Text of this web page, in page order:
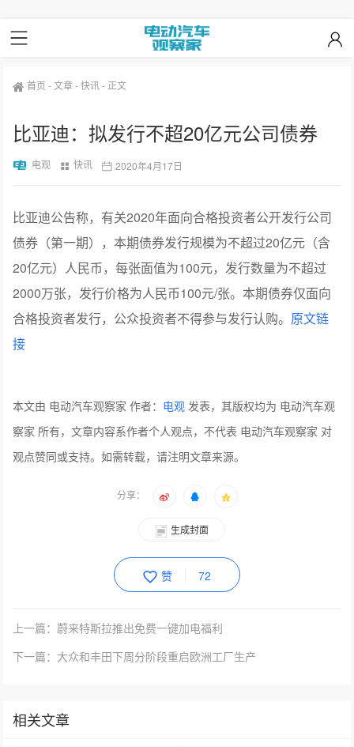
首页 -文章-快讯- 正文
比亚迪：拟发行不超20亿元公司债券
电观 快讯 2020年4月17日
比亚迪公告称，有关2020年面向合格投资者公开发行公司
债券（第一期），本期债券发行规模为不超过20亿元（含
20亿元）人民币，每张面值为100元，发行数量为不超过
2000万张，发行价格为人民币100元/张。本期债券仅面向
合格投资者发行，公众投资者不得参与发行认购。 原文链
接
本文由 电动汽车观察家 作者： 电观 发表，其版权均为 电动汽车观
察家 所有，文章内容系作者个人观点，不代表 电动汽车观察家 对
观点赞同或支持。如需转载，请注明文章来源。
分享：
生成封面
赞 72
上一篇：蔚来特斯拉推出免费一键加电福利
下一篇：大众和丰田下周分阶段重启欧洲工厂生产
相关文章